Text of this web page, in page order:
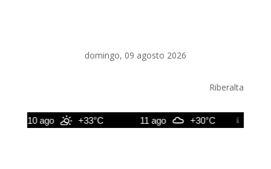
domingo, 09 agosto 2026
Riberalta
10 ago +33°C 11 ago +30°C